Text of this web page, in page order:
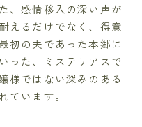
、感情移入の深い声が
えるだけでなく、得意
初の夫であった本郷に
った、ミステリアスで
様ではない深みのある
ています。